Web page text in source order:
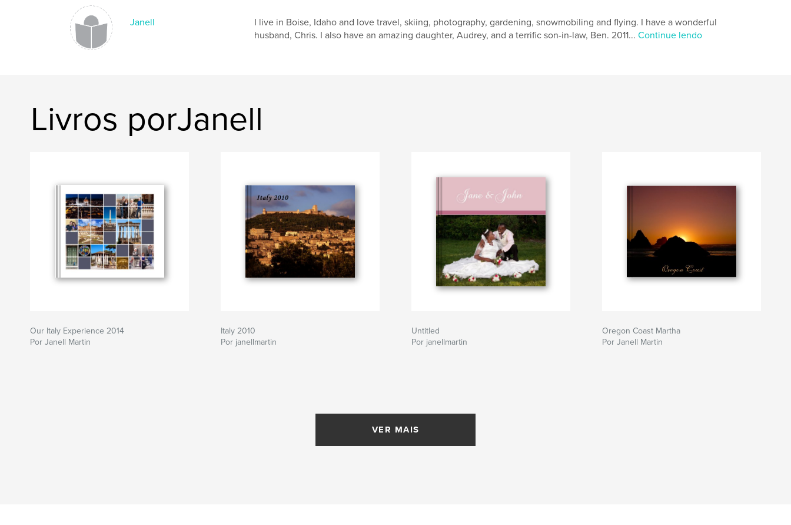
Janell
I live in Boise, Idaho and love travel, skiing, photography, gardening, snowmobiling and flying. I have a wonderful
husband, Chris. I also have an amazing daughter, Audrey, and a terrific son-in-law, Ben. 2011... Continue lendo
Livros porJanell
Our Italy Experience 2014
Por Janell Martin
Italy 2010
Por janellmartin
Untitled
Por janellmartin
Oregon Coast Martha
Por Janell Martin
VER MAIS